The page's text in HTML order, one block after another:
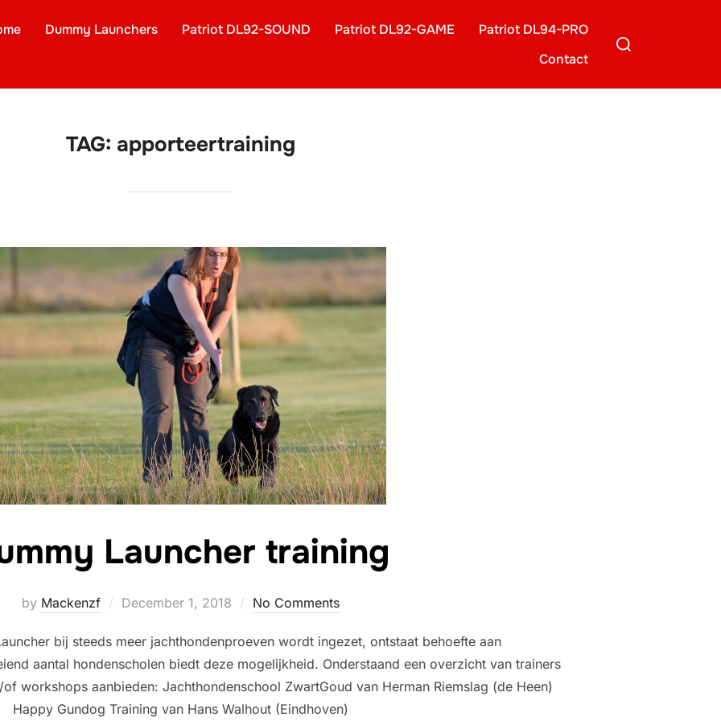
Dummy Launchers Patriot DL92-SOUND Patriot DL92-GAME
Patriot DL94-PRO
Contact
Search
TAG: apporteertraining
Launcher training
by Mackenzf
Posted
December 1, 2018 No Comments
bij steeds meer jachthondenproeven wordt ingezet, ontstaat behoefte aan
aantal hondenscholen biedt deze mogelijkheid. Onderstaand een overzicht van trainers
workshops aanbieden: Jachthondenschool ZwartGoud van Herman Riemslag (de Heen)
Happy Gundog Training van Hans Walhout (Eindhoven)